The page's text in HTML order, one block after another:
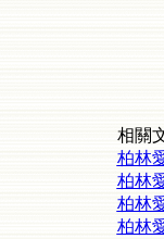
相關
柏林
柏林
柏林
柏林